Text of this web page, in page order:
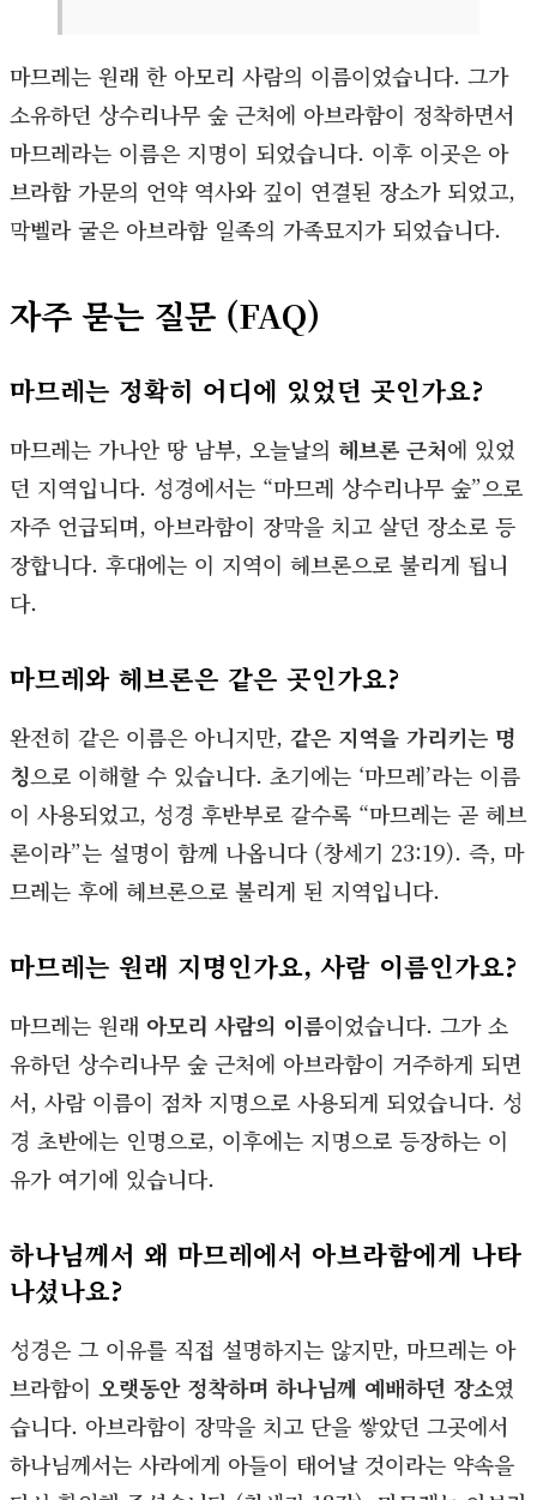
마므레는 원래 한 아모리 사람의 이름이었습니다. 그가
소유하던 상수리나무 숲 근처에 아브라함이 정착하면서
마므레라는 이름은 지명이 되었습니다. 이후 이곳은 아
브라함 가문의 언약 역사와 깊이 연결된 장소가 되었고,
막벨라 굴은 아브라함 일족의 가족묘지가 되었습니다.
자주 묻는 질문 (FAQ)
마므레는 정확히 어디에 있었던 곳인가요?
마므레는 가나안 땅 남부, 오늘날의 헤브론 근처에 있었
던 지역입니다. 성경에서는 “마므레 상수리나무 숲”으로
자주 언급되며, 아브라함이 장막을 치고 살던 장소로 등
장합니다. 후대에는 이 지역이 헤브론으로 불리게 됩니
다.
마므레와 헤브론은 같은 곳인가요?
완전히 같은 이름은 아니지만, 같은 지역을 가리키는 명
칭으로 이해할 수 있습니다. 초기에는 ‘마므레’라는 이름
이 사용되었고, 성경 후반부로 갈수록 “마므레는 곧 헤브
론이라”는 설명이 함께 나옵니다 (창세기 23:19). 즉, 마
므레는 후에 헤브론으로 불리게 된 지역입니다.
마므레는 원래 지명인가요, 사람 이름인가요?
마므레는 원래 아모리 사람의 이름이었습니다. 그가 소
유하던 상수리나무 숲 근처에 아브라함이 거주하게 되면
서, 사람 이름이 점차 지명으로 사용되게 되었습니다. 성
경 초반에는 인명으로, 이후에는 지명으로 등장하는 이
유가 여기에 있습니다.
하나님께서 왜 마므레에서 아브라함에게 나타
나셨나요?
성경은 그 이유를 직접 설명하지는 않지만, 마므레는 아
브라함이 오랫동안 정착하며 하나님께 예배하던 장소였
습니다. 아브라함이 장막을 치고 단을 쌓았던 그곳에서
하나님께서는 사라에게 아들이 태어날 것이라는 약속을